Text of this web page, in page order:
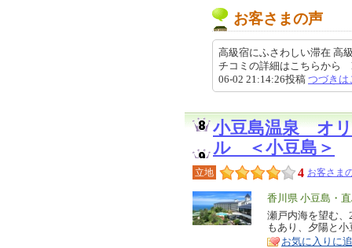
お客さまの声
高級宿にふさわしい滞在 高
チコミの詳細はこちらから
06-02 21:14:26投稿 つづきは
小豆島温泉 オ
ル ＜小豆島＞
立地 4 お客さま
エ
リ
ア
香川県 小豆島・
特
徴
瀬戸内海を望む
もあり、夕陽と
お気に入りに